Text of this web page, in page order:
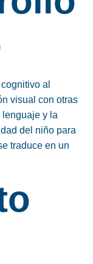
al
visual con otras
lenguaje y la
del niño para
traduce en un